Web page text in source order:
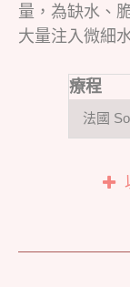
量，為缺水、
大量注入微細
療程
法國